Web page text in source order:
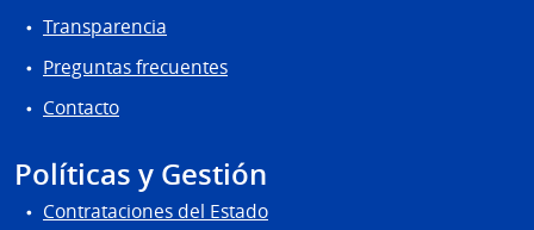
Transparencia
Preguntas frecuentes
Contacto
Políticas y Gestión
Contrataciones del Estado